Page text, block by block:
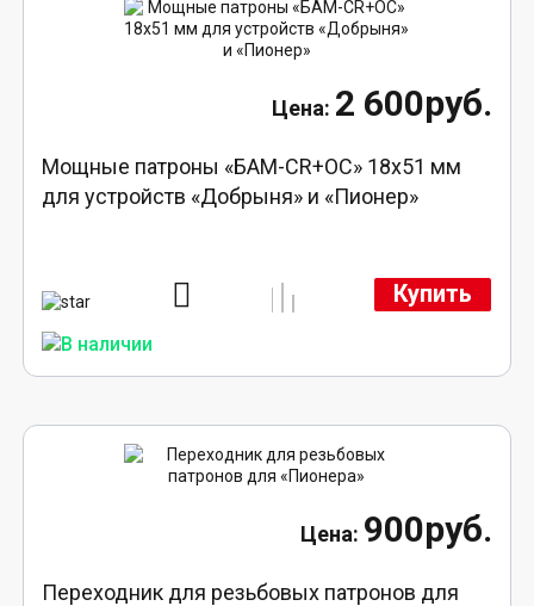
2 600руб.
Мощные патроны «БАМ-CR+ОС» 18х51 мм
для устройств «Добрыня» и «Пионер»
Купить
900руб.
Переходник для резьбовых патронов для